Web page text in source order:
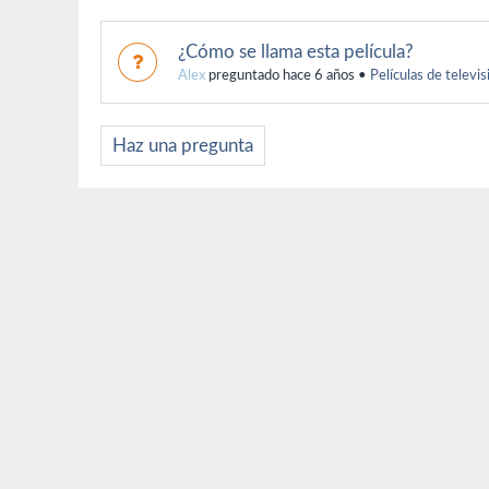
¿Cómo se llama esta película?
Alex preguntado hace 6 años • Películas de
Haz una pregunta